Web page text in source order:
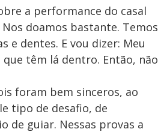
a performance do casal
doamos bastante. Temos
e dentes. E vou dizer: Meu
têm lá dentro. Então, não
foram bem sinceros, ao
tipo de desafio, de
de guiar. Nessas provas a